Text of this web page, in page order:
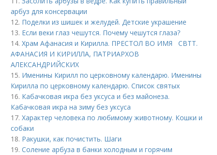
арбуз для консервации
12. Поделки из шишек и желудей. Детские украшение
13. Если веки глаз чешутся. Почему чешутся глаза?
14.Храм Афанасия и Кирилла. ПРЕСТОЛ ВО ИМЯ СВТТ.
АФАНАСИЯ И КИРИЛЛА, ПАТРИАРХОВ
АЛЕКСАНДРИЙСКИХ
15. Именины Кирилл по церковному календарю. Именины
Кирилла по церковному календарю. Список святых
16. Кабачковая икра без уксуса и без майонеза.
Кабачковая икра на зиму без уксуса
17.Характер человека по любимому животному. Кошки и
собаки
18. Ракушки, как почистить. Шаги
19.Соление арбуза в банки холодным и горячим